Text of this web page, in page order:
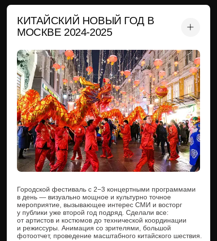
в день — визуально мощное и культурно точное
у публики уже второй год подряд. Сделали все:
от артистов и костюмов до технической координации
и режиссуры. Анимация со зрителями, большой
фотоотчет, проведение масштабного китайского шествия.
Тверской бульвар, Тверская площадь,
Камергерский переулок, Манежная площадь
Количество артистов:
Концертные площадки:
человек
70-150
до минут
Форматы концертных программ:
15 30-60
ФЕСТИВАЛЬ КИТАЙСКОЙ
КУЛЬТУРЫ ЦДМ